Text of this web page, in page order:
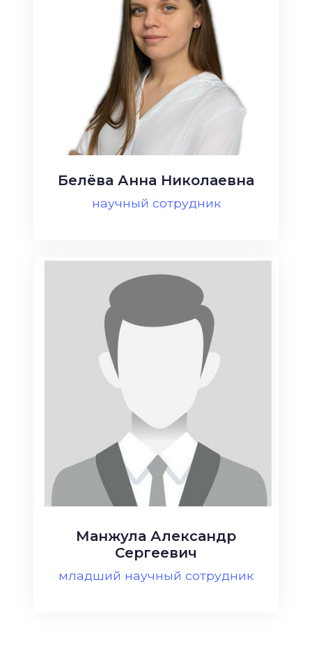
Белёва Анна Николаевна
научный сотрудник
Манжула Александр
Сергеевич
младший научный сотрудник